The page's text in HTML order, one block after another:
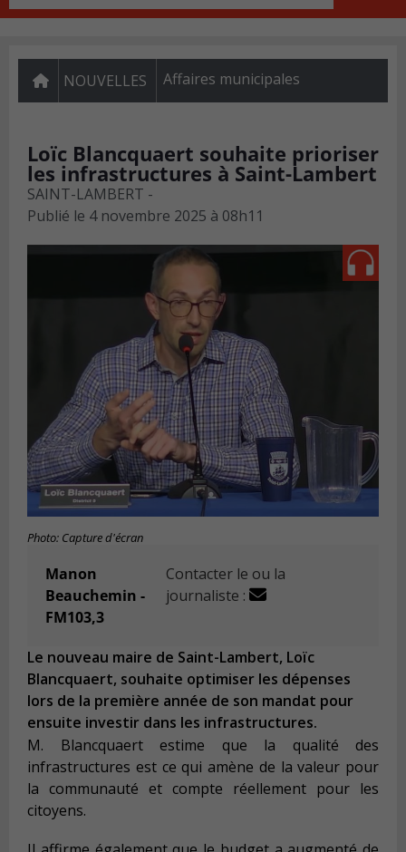
NOUVELLES Affaires municipales
Loïc Blancquaert souhaite prioriser
les infrastructures à Saint-Lambert
SAINT-LAMBERT -
Publié le 4 novembre 2025 à 08h11
Photo: Capture d'écran
Manon
Beauchemin -
FM103,3
Contacter le ou la
journaliste :
Le nouveau maire de Saint-Lambert, Loïc
Blancquaert, souhaite optimiser les dépenses
lors de la première année de son mandat pour
ensuite investir dans les infrastructures.
M. Blancquaert estime que la qualité des
infrastructures est ce qui amène de la valeur pour
la communauté et compte réellement pour les
citoyens.